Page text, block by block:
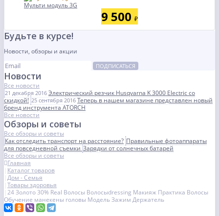
Мульти модуль 3G
9 500 ₽
Будьте в курсе!
Новости, обзоры и акции
ПОДПИСАТЬСЯ
Новости
Все новости
21 декабря 2016 Электрический резчик Husqvarna K 3000 Electric со
скидкой! 25 сентября 2016 Теперь в нашем магазине представлен новый
бренд инструмента ATORCH
Все новости
Обзоры и советы
Все обзоры и советы
Как отследить транспорт на расстояние? Правильные фотоаппараты
для повседневной съемкиЗарядки от солнечных батарей
Все обзоры и советы
Главная
Каталог товаров
Дом - Семья
Товары здоровья
24 Золото 30% Real Волосы Волосыdressing Макияж Практика Волосы
Обучение манекены головы Модель Зажим Держатель